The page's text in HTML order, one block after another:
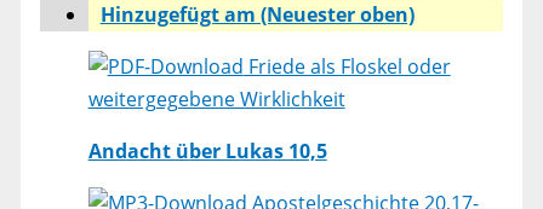
Hinzugefügt am (Neuester oben)
Friede als Floskel oder
weitergegebene Wirklichkeit
Andacht über Lukas 10,5
Apostelgeschichte 20,17-